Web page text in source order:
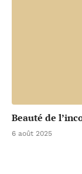
Beauté de
6 août 2025